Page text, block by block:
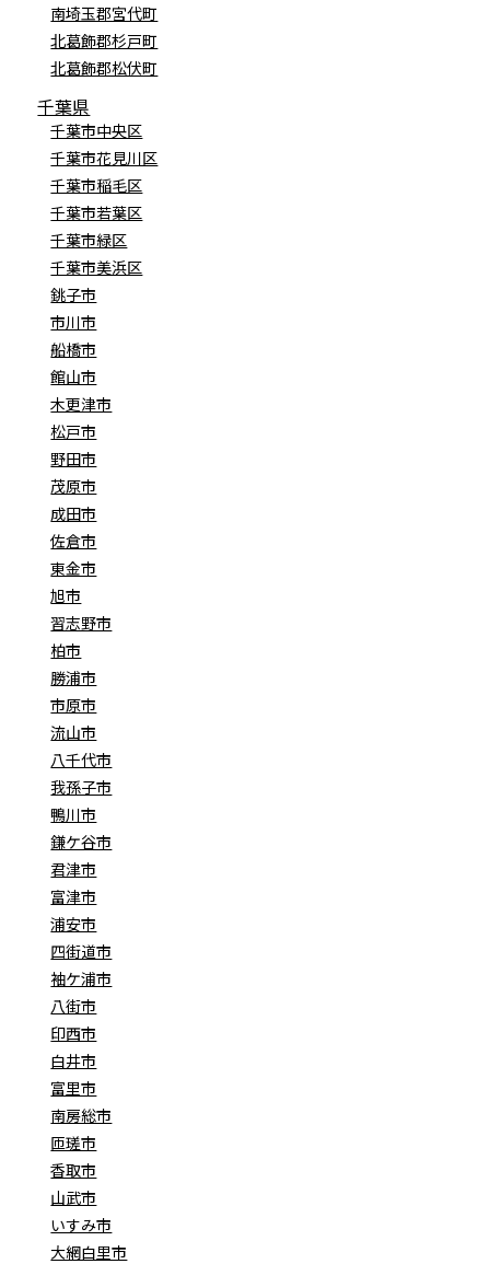
南埼玉郡宮代町
北葛飾郡杉戸町
北葛飾郡松伏町
千葉県
千葉市中央区
千葉市花見川区
千葉市稲毛区
千葉市若葉区
千葉市緑区
千葉市美浜区
銚子市
市川市
船橋市
館山市
木更津市
松戸市
野田市
茂原市
成田市
佐倉市
東金市
旭市
習志野市
柏市
勝浦市
市原市
流山市
八千代市
我孫子市
鴨川市
鎌ケ谷市
君津市
富津市
浦安市
四街道市
袖ケ浦市
八街市
印西市
白井市
富里市
南房総市
匝瑳市
香取市
山武市
いすみ市
大網白里市